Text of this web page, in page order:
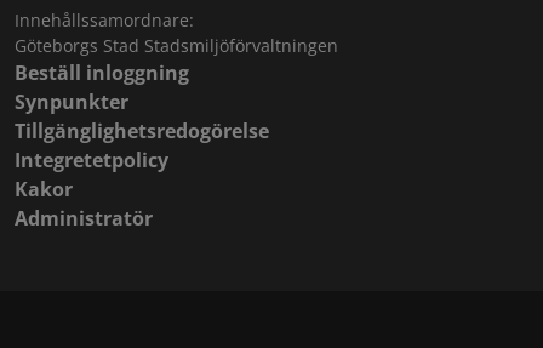
Innehållssamordnare:
Göteborgs Stad Stadsmiljöförvaltningen
Beställ inloggning
Synpunkter
Tillgänglighetsredogörelse
Integretetpolicy
Kakor
Administratör